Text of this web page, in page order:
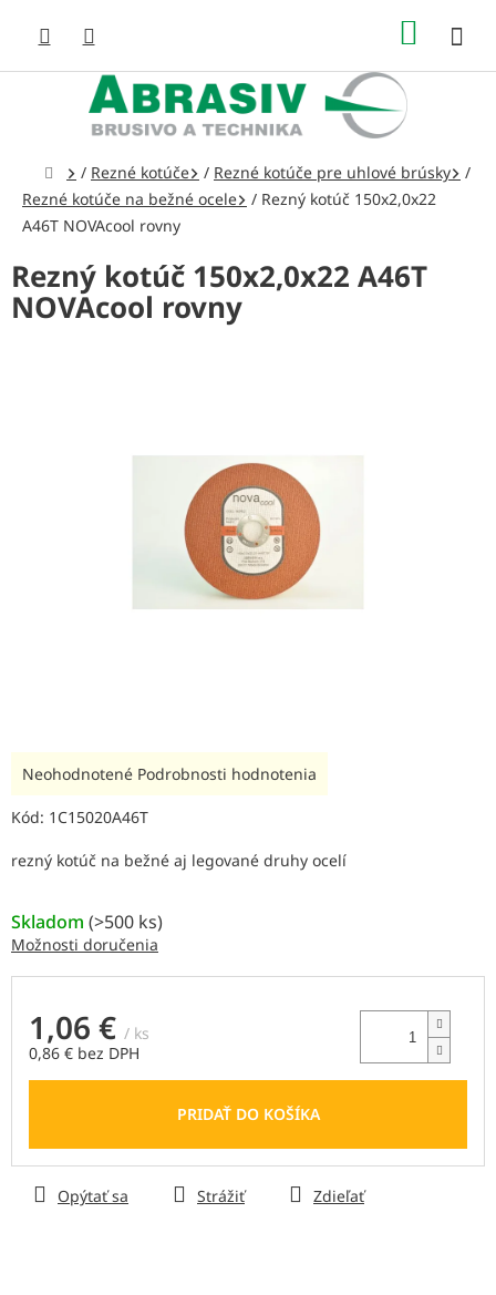
obsah
Domov
/ Rezné kotúče / Rezné kotúče pre uhlové brúsky
/
Rezné kotúče na bežné ocele
/ Rezný kotúč 150x2,0x22
A46T NOVAcool rovny
Rezný kotúč 150x2,0x22 A46T
NOVAcool rovny
Kód: 1C15020A46T
Skladom (>500 ks)
Možnosti doručenia
1,06 € / ks
0,86 € bez DPH
Jednotková
PRIDAŤ DO KOŠÍKA
rezný kotúč na bežné aj legované druhy ocelí
Opýtať sa Strážiť Zdieľať
Priemerné
produktu
0,0
hviezdičiek.
Neohodnotené Podrobnosti hodnotenia